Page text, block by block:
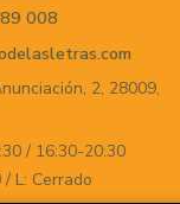
008
2, 28009,
/ 16:30-20:30
L: Cerrado